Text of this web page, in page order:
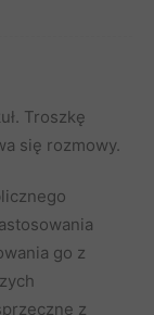
Troszkę
się rozmowy.
go z
z